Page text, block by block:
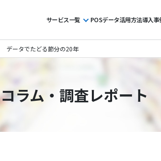
サービス一覧 POSデータ活用方法導入事
データでたどる節分の20年
コラム・調査レポート